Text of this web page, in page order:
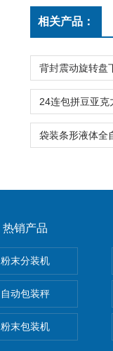
相关产品：
热销产品
粉末分装机
自动包装秤
粉末包装机